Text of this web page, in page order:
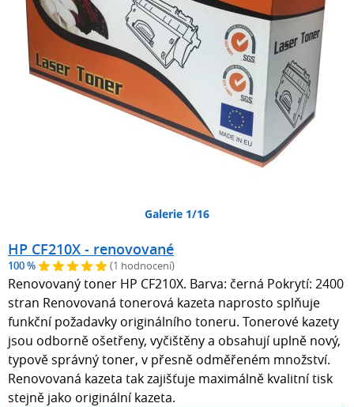
Galerie 1/16
HP CF210X - renovované
100 % (1 hodnocení)
Renovovaný toner HP CF210X. Barva: černá Pokrytí: 2400
stran Renovovaná tonerová kazeta naprosto splňuje
funkční požadavky originálního toneru. Tonerové kazety
jsou odborně ošetřeny, vyčištěny a obsahují uplně nový,
typově správný toner, v přesně odměřeném množství.
Renovovaná kazeta tak zajišťuje maximálně kvalitní tisk
stejně jako originální kazeta.